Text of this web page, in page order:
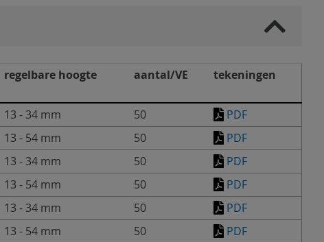
regelbare hoogte aantal/VE tekeningen
13 - 34 mm 50
PDF
13 - 54 mm 50
PDF
13 - 34 mm 50
PDF
13 - 54 mm 50
PDF
13 - 34 mm 50
PDF
13 - 54 mm 50
PDF